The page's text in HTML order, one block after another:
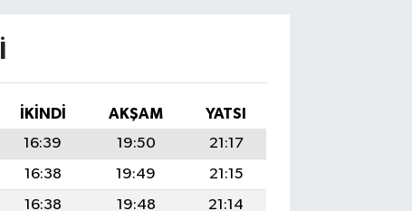
İKINDI AKŞAM
YATSI
16:39 19:50
21:17
16:38 19:49
21:15
16:38 19:48
21:14